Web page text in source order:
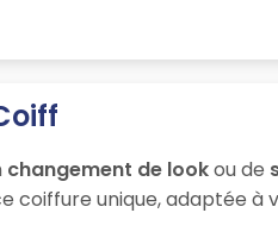
changement de lookou de
coiffure unique, adaptée